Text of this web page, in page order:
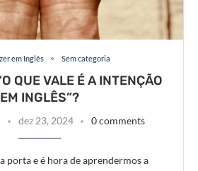
em Inglês Sem categoria
QUE VALE É A INTENÇÃO
EM INGLÊS”?
dez 23, 2024 0 comments
porta e é hora de aprendermos a